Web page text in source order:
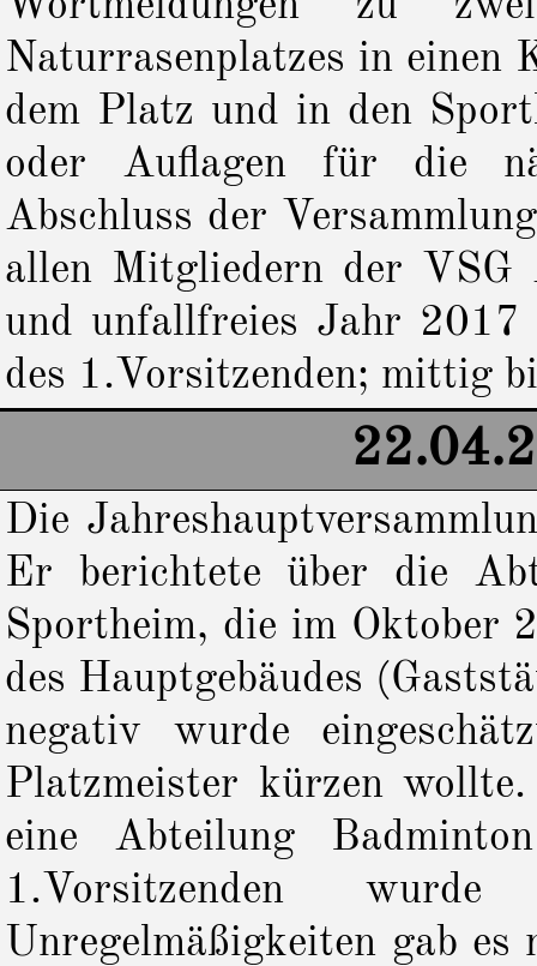
Naturrasenplatzes in einen
dem Platz und in den
oder Auflagen für die
Abschluss der
allen Mitgliedern der VSG
und unfallfreies Jahr
des 1.Vorsitzenden; mittig
Die
Er berichtete über die
Sportheim, die im Oktober
des Hauptgebäudes
negativ wurde
Platzmeister kürzen
eine Abteilung
1.Vorsitzenden
Unregelmäßigkeiten gab